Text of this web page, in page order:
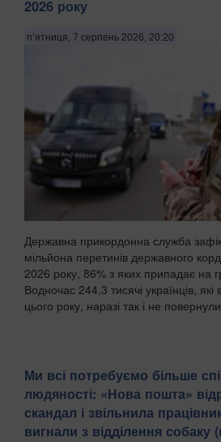
2026 року
п’ятниця, 7 серпень 2026, 20:20
Державна прикордонна служба
мільйона перетинів державного
2026 року, 86% з яких припадає на
Водночас 244,3 тисячі українців, які
цього року, наразі так і не
Ми всі потребуємо більше
людяності: «Нова пошта»
скандал і звільнила
вигнали з відділення собаку